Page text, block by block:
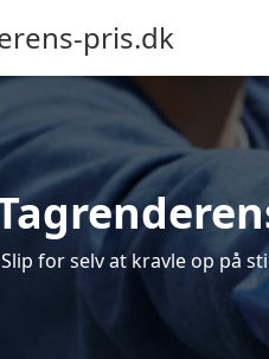
pris.dk
Slip for selv at kravle op på